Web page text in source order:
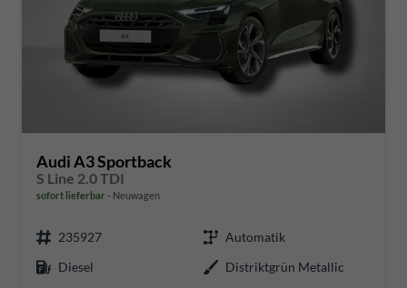
Audi A3 Sportback
S Line 2.0 TDI
sofort lieferbar Neuwagen
235927
Automatik
Diesel
Distriktgrün Metallic